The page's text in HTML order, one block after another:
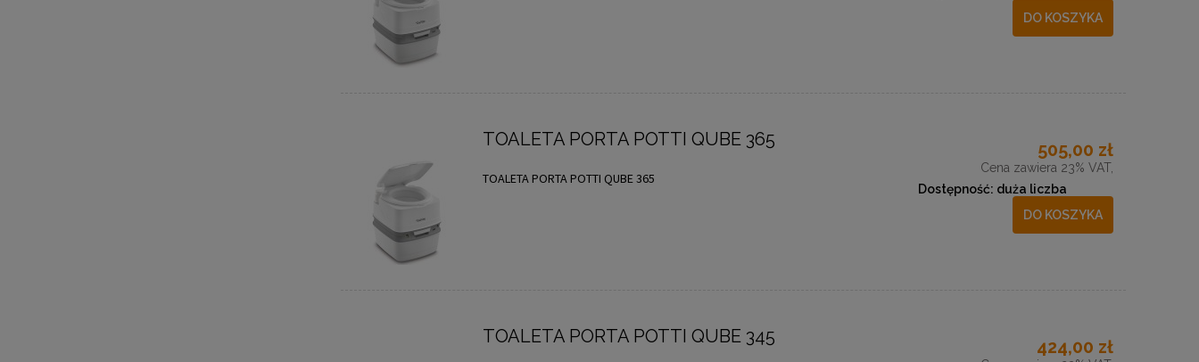
DO KOSZYKA
TOALETA PORTA POTTI QUBE 365
TOALETA PORTA POTTI QUBE 365
505,00 zł
Cena zawiera 23% VAT,
Dostępność: duża liczba
DO KOSZYKA
TOALETA PORTA POTTI QUBE 345 424,00 zł